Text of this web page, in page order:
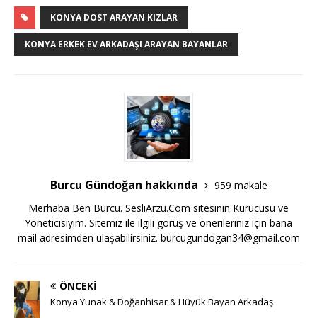
KONYA DOST ARAYAN KIZLAR
KONYA ERKEK EV ARKADAŞI ARAYAN BAYANLAR
Burcu Gündoğan hakkında
959 makale
Merhaba Ben Burcu. SesliArzu.Com sitesinin Kurucusu ve
Yöneticisiyim. Sitemiz ile ilgili görüş ve önerileriniz için bana
mail adresimden ulaşabilirsiniz. burcugundogan34@gmail.com
ÖNCEKI
Konya Yunak & Doğanhisar & Hüyük Bayan Arkadaş